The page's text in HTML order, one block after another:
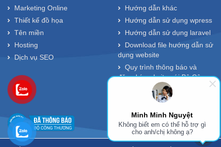
Marketing Online
Thiết kế đồ họa
Tên miền
Hosting
Dịch vụ SEO
Hướng dẫn khác
Hướng dẫn sử dụng wpress
Hướng dẫn sử dụng laravel
Download file hướng dẫn sử
dụng website
Quy trình thông báo và
đăng ký website với Bộ Công
Minh Minh Nguyệt
Không biết em có thể hỗ trợ gì
cho anh/chị không ạ?